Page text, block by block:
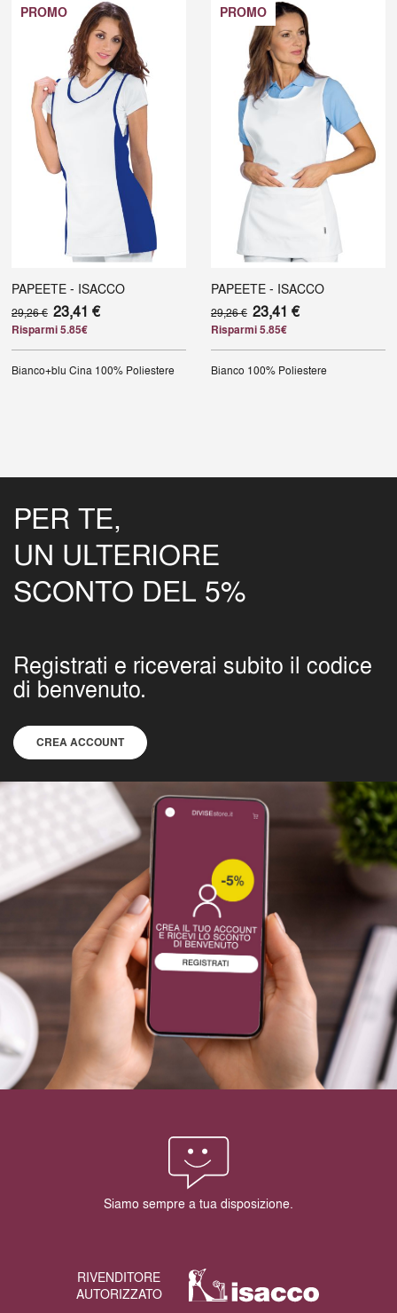
PROMO
PAPEETE - ISACCO
29,26 € 23,41 €
Risparmi 5.85€
Bianco+blu Cina 100% Poliestere
PROMO
PAPEETE - ISACCO
29,26 € 23,41 €
Risparmi 5.85€
Bianco 100% Poliestere
PER TE,
UN ULTERIORE
SCONTO DEL 5%
Registrati e riceverai subito il codice
di benvenuto.
CREA ACCOUNT
Siamo sempre a tua disposizione.
RIVENDITORE
AUTORIZZATO